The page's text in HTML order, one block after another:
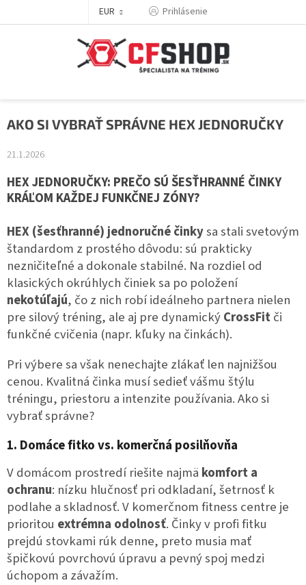
EUR Prihlásenie
AKO SI VYBRAŤ SPRÁVNE HEX JEDNORUČKY
21.1.2026
HEX JEDNORUČKY: PREČO SÚ ŠESŤHRANNÉ ČINKY
KRÁĽOM KAŽDEJ FUNKČNEJ ZÓNY?
HEX (šesťhranné) jednoručné činkysa stali svetovým
štandardom z prostého dôvodu: sú prakticky
nezničiteľné a dokonale stabilné. Na rozdiel od
klasických okrúhlych činiek sa po položení
nekotúľajú, čo z nich robí ideálneho partnera nielen
pre silový tréning, ale aj pre dynamickýCrossFitči
funkčné cvičenia (napr. kľuky na činkách).
Pri výbere sa však nenechajte zlákať len najnižšou
cenou. Kvalitná činka musí sedieť vášmu štýlu
tréningu, priestoru a intenzite používania. Ako si
vybrať správne?
1. Domáce fitko vs. komerčná posilňovňa
V domácom prostredí riešite najmä komfort a
ochranu: nízku hlučnosť pri odkladaní, šetrnosť k
podlahe a skladnosť. V komerčnom fitness centre je
prioritou extrémna odolnosť. Činky v profi fitku
prejdú stovkami rúk denne, preto musia mať
špičkovú povrchovú úpravu a pevný spoj medzi
úchopom a závažím.